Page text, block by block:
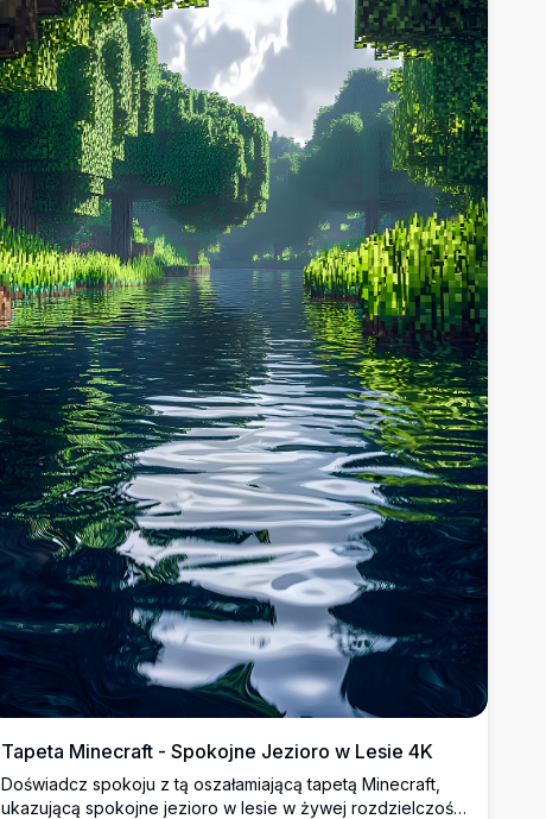
Tapeta Minecraft - Spokojne Jezioro w Lesie 4K
Doświadcz spokoju z tą oszałamiającą tapetą Minecraft,
ukazującą spokojne jezioro w lesie w żywej rozdzielczości